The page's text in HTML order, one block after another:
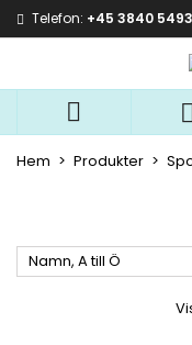
Telefon: +45 3840 5493

Hem Produkter
Namn, A till Ö
Mina
Skapa en ny
Skapa en
Önskelistans namn
Logga in
Du måste vara
din önskelista.